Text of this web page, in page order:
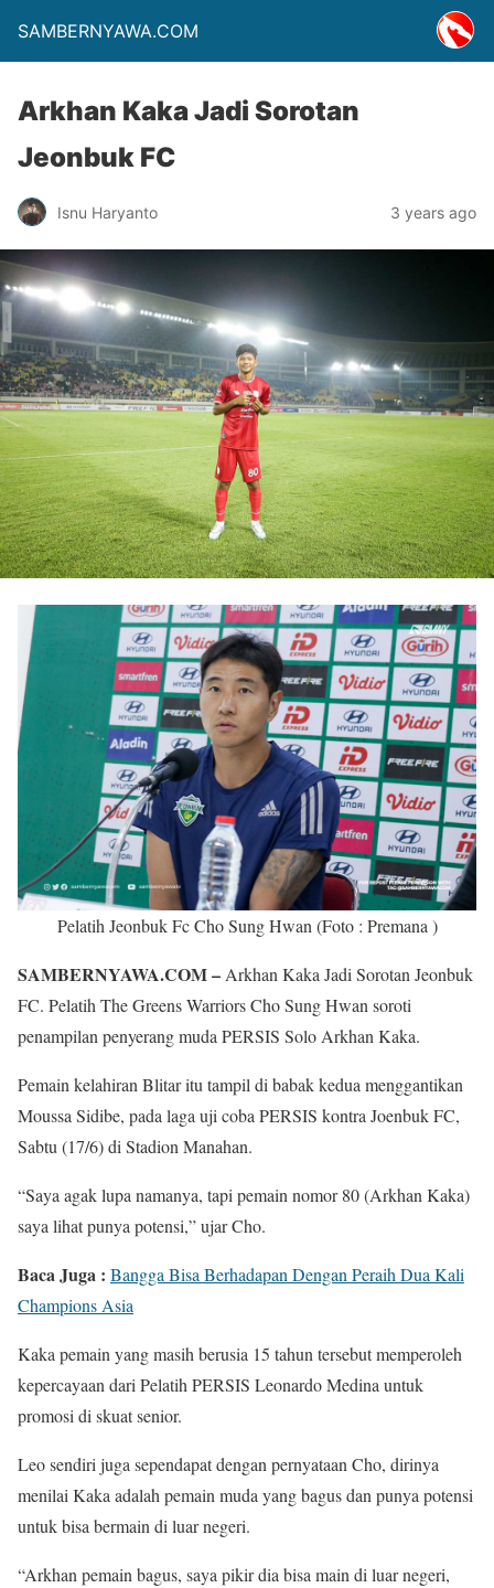
SAMBERNYAWA.COM
Arkhan Kaka Jadi Sorotan
Jeonbuk FC
Isnu Haryanto 3 years ago
Pelatih Jeonbuk Fc Cho Sung Hwan (Foto : Premana )
SAMBERNYAWA.COM –Arkhan Kaka Jadi Sorotan Jeonbuk
FC. Pelatih The Greens Warriors Cho Sung Hwan soroti
penampilan penyerang muda PERSIS Solo Arkhan Kaka.
Pemain kelahiran Blitar itu tampil di babak kedua menggantikan
Moussa Sidibe, pada laga uji coba PERSIS kontra Joenbuk FC,
Sabtu (17/6) di Stadion Manahan.
“Saya agak lupa namanya, tapi pemain nomor 80 (Arkhan Kaka)
saya lihat punya potensi,” ujar Cho.
Baca Juga : Bangga Bisa Berhadapan Dengan Peraih Dua Kali
Champions Asia
Kaka pemain yang masih berusia 15 tahun tersebut memperoleh
kepercayaan dari Pelatih PERSIS Leonardo Medina untuk
promosi di skuat senior.
Leo sendiri juga sependapat dengan pernyataan Cho, dirinya
menilai Kaka adalah pemain muda yang bagus dan punya potensi
untuk bisa bermain di luar negeri.
“Arkhan pemain bagus, saya pikir dia bisa main di luar negeri,